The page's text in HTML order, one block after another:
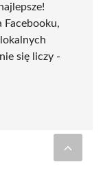
Facebooku,
się liczy -